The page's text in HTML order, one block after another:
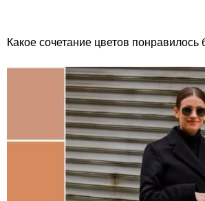
Какое сочетание цветов понравилось